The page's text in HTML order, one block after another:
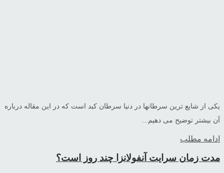
یکی از شایع ترین سرطانها در دنیا سرطان کبد است که در این مقاله درباره
آن بیشتر توضیح می دهیم...
ادامه مطلب
مدت زمان سرایت آنفولانزا چند روز است؟